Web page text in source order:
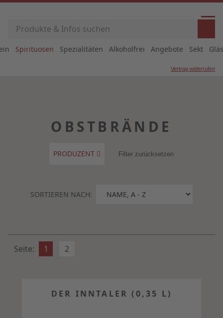
Spirituosen Spezialitäten Alkoholfrei Angebote Sekt
Vertrag widerrufen
OBSTBRÄNDE
PRODUZENT Filter zurücksetzen
SORTIEREN NACH:
Seite: 1 2
DER INNTALER (0,35 L)